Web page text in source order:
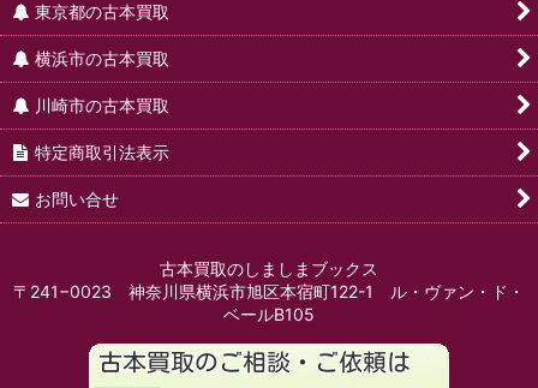
東京都の古本買取
横浜市の古本買取
川崎市の古本買取
特定商取引法表示
お問い合せ
古本買取のしましまブックス
〒241−0023 神奈川県横浜市旭区本宿町122-1 ル・ヴァン・ド・
ベールB105